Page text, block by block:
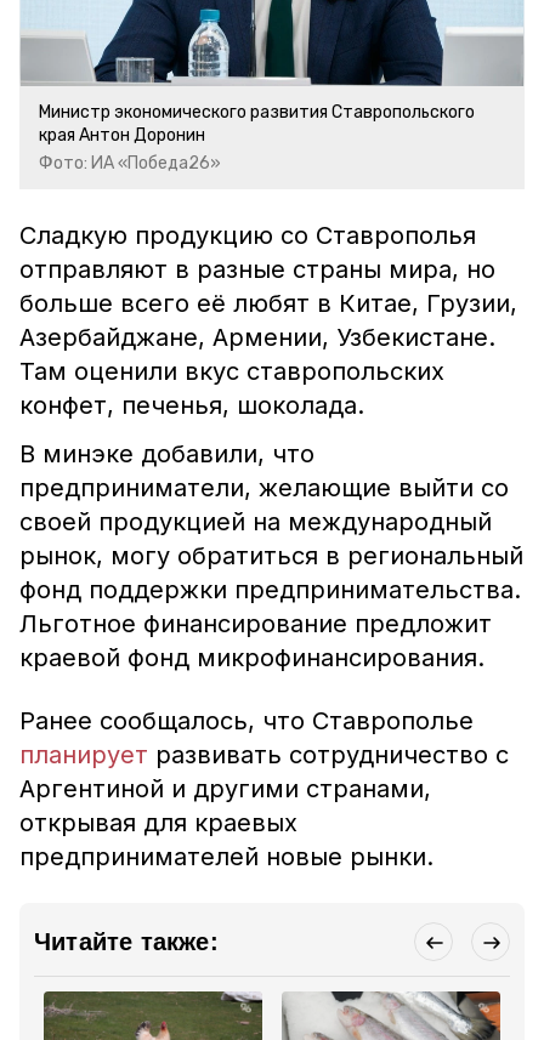
Министр экономического развития Ставропольского
края Антон Доронин
Фото: ИА «Победа26»
Сладкую продукцию со Ставрополья
отправляют в разные страны мира, но
больше всего её любят в Китае, Грузии,
Азербайджане, Армении, Узбекистане.
Там оценили вкус ставропольских
конфет, печенья, шоколада.
В минэке добавили, что
предприниматели, желающие выйти со
своей продукцией на международный
рынок, могу обратиться в региональный
фонд поддержки предпринимательства.
Льготное финансирование предложит
краевой фонд микрофинансирования.
Ранее сообщалось, что Ставрополье
планирует развивать сотрудничество с
Аргентиной и другими странами,
открывая для краевых
предпринимателей новые рынки.
Читайте также: